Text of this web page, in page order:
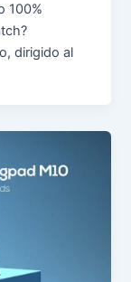
100%
dirigido al